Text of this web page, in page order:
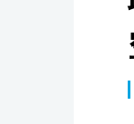
社
文化